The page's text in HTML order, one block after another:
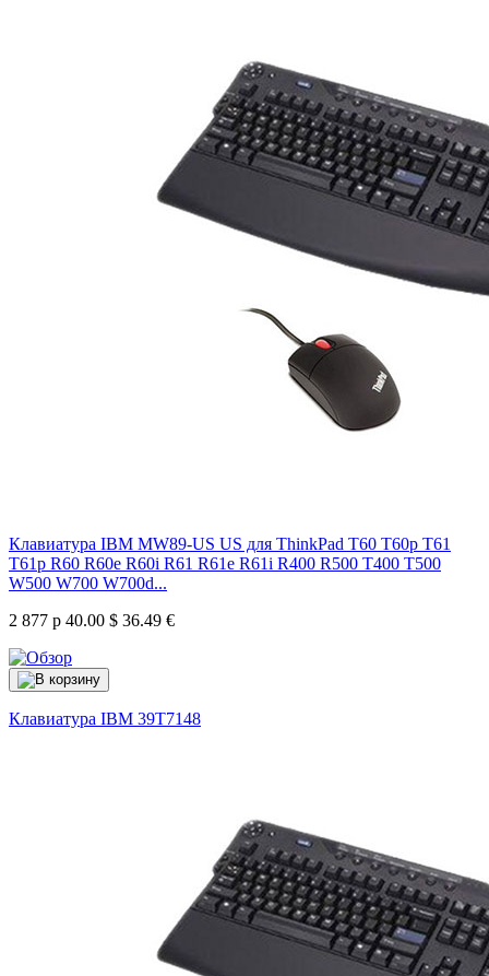
Клавиатура IBM MW89-US US для ThinkPad T60 T60p T61
T61p R60 R60e R60i R61 R61e R61i R400 R500 T400 T500
W500 W700 W700d...
2 877 р 40.00 $ 36.49 €
Клавиатура IBM 39T7148